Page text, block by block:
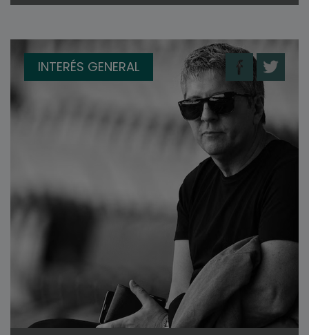
INTERÉS GENERAL